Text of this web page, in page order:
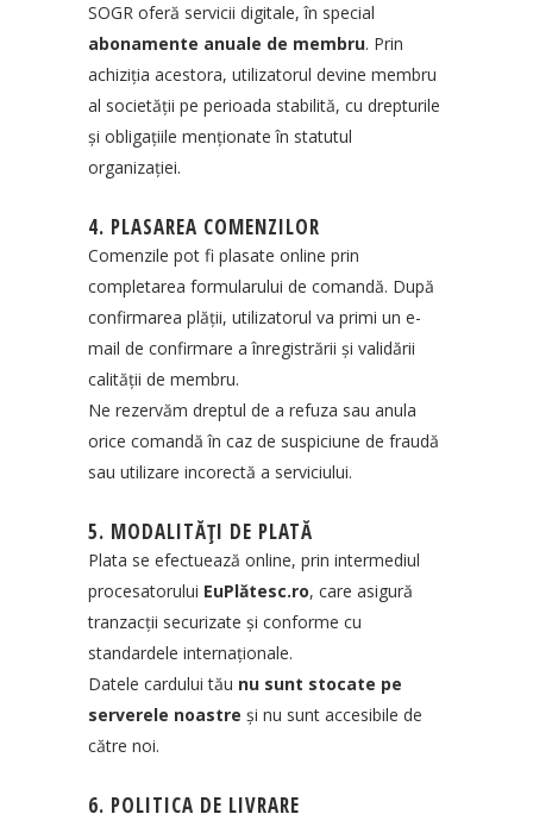
SOGR oferă servicii digitale, în special
abonamente anuale de membru. Prin
achiziția acestora, utilizatorul devine membru
al societății pe perioada stabilită, cu drepturile
și obligațiile menționate în statutul
organizației.
4. PLASAREA COMENZILOR
Comenzile pot fi plasate online prin
completarea formularului de comandă. După
confirmarea plății, utilizatorul va primi un e-
mail de confirmare a înregistrării și validării
calității de membru.
Ne rezervăm dreptul de a refuza sau anula
orice comandă în caz de suspiciune de fraudă
sau utilizare incorectă a serviciului.
5. MODALITĂȚI DE PLATĂ
Plata se efectuează online, prin intermediul
procesatorului EuPlătesc.ro, care asigură
tranzacții securizate și conforme cu
standardele internaționale.
Datele cardului tău nu sunt stocate pe
serverele noastre și nu sunt accesibile de
către noi.
6. POLITICA DE LIVRARE